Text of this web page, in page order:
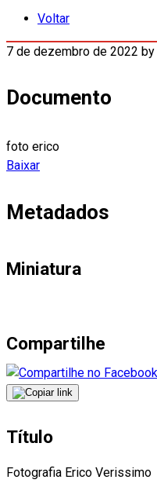
Voltar
7 de dezembro de 2022 by
Documento
foto erico
Baixar
Metadados
Miniatura
Compartilhe
Título
Fotografia Erico Verissimo